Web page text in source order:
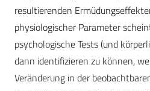
resultierenden
physiologischer Parameter
psychologische Tests (und
dann identifizieren zu können,
Veränderung in der